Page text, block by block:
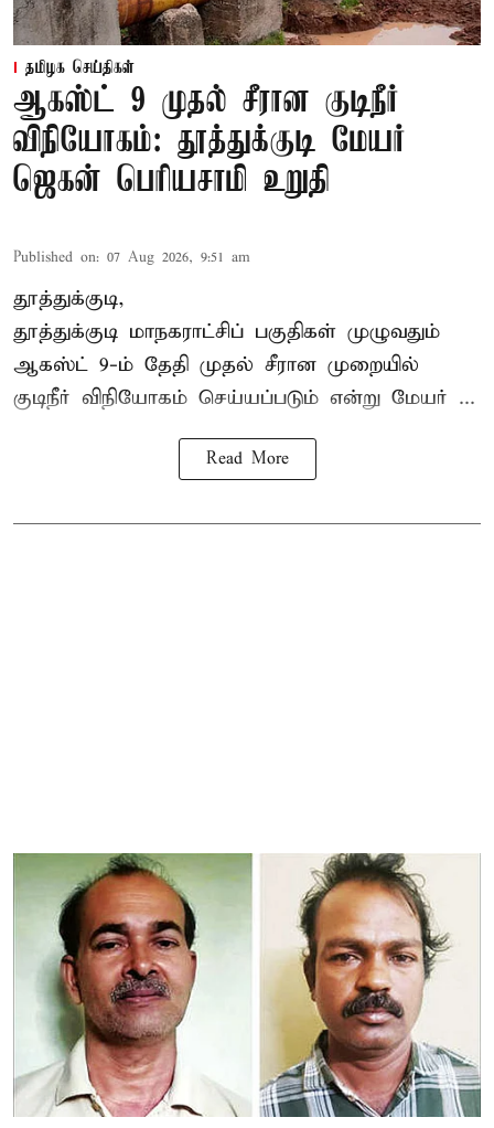
தமிழக செய்திகள்
ஆகஸ்ட் 9 முதல் சீரான குடிநீர்
விநியோகம்: தூத்துக்குடி மேயர்
ஜெகன் பெரியசாமி உறுதி
Published on: 07 Aug 2026, 9:51 am
தூத்துக்குடி,
தூத்துக்குடி மாநகராட்சிப் பகுதிகள் முழுவதும்
ஆகஸ்ட் 9-ம் தேதி முதல் சீரான முறையில்
குடிநீர் விநியோகம் செய்யப்படும் என்று மேயர் ...
Read More